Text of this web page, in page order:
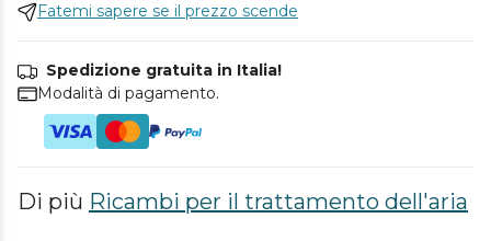
Fatemi sapere se il prezzo scende
Spedizione gratuita in Italia!
Modalità di pagamento.
Di più Ricambi per il trattamento dell'aria